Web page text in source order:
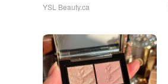
YSL Beauty.ca